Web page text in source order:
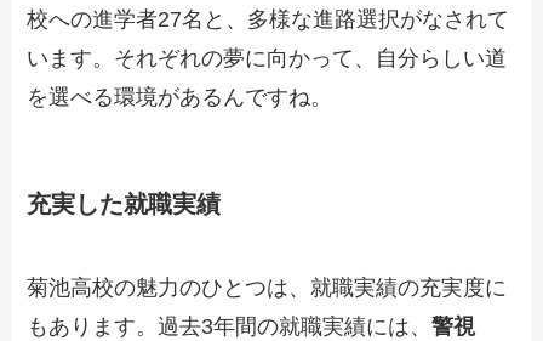
校への進学者27名と、多様な進路選択がなされて
います。それぞれの夢に向かって、自分らしい道
を選べる環境があるんですね。
充実した就職実績
菊池高校の魅力のひとつは、就職実績の充実度に
もあります。過去3年間の就職実績には、警視